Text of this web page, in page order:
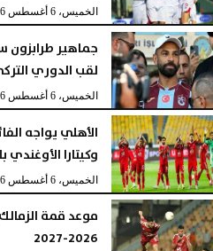
الخميس، 6 أغسطس 2026 06:04 مـ
الخميس، 6 أغسطس 2026
جماهير طرابزون
لقب الدوري
الخميس، 6 أغسطس 2026
الأهلي يواجه
وكيتارا الأوغندي
الخميس، 6 أغسطس 2026
موعد قمة
2026-2027